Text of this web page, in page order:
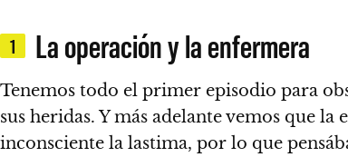
1 La operación y la enfermera
Tenemos todo el primer episodio para
sus heridas. Y más adelante vemos que la
inconsciente la lastima, por lo que